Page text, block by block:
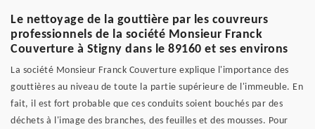
Le nettoyage de la gouttière par les couvreurs
professionnels de la société Monsieur Franck
Couverture à Stigny dans le 89160 et ses environs
La société Monsieur Franck Couverture explique l'importance des
gouttières au niveau de toute la partie supérieure de l'immeuble. En
fait, il est fort probable que ces conduits soient bouchés par des
déchets à l'image des branches, des feuilles et des mousses. Pour